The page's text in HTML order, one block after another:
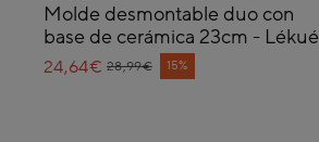
Molde desmontable duo con
base de cerámica 23cm - Lékué
Price reduced from
28,99€
to 15%
24,64€